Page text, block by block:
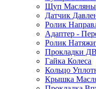
Щуп
Датчик
Ролик
Адаптер -
Ролик
Прокладки
Гайка Колеса
Кольцо
Крышка